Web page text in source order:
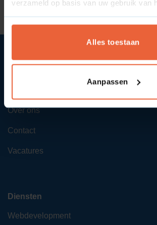
verzameld op basis van uw gebruik van
Alles toestaan
Aanpassen
Over ons
Contact
Vacatures
Diensten
Webdevelopment